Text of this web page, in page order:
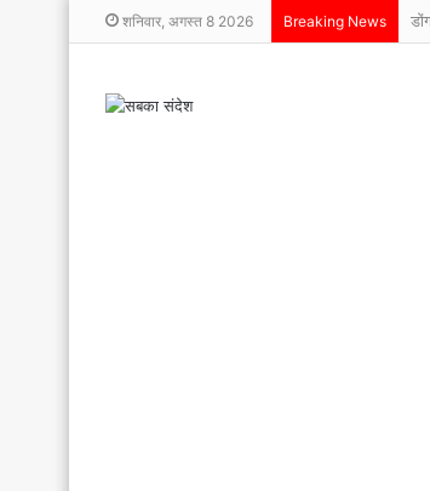
शनिवार, अगस्त 8 2026 Breaking News